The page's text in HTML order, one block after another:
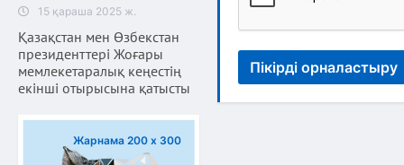
15 қараша 2025 ж.
Қазақстан мен Өзбекстан
президенттері Жоғары
мемлекетаралық кеңестің
екінші отырысына қатысты
Жарнама 200 х 300
Пікірді орналастыру